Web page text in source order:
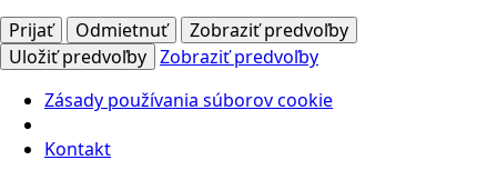
Prijať
Odmietnuť
Zobraziť predvoľby
Uložiť predvoľby Zobraziť predvoľby
Zásady používania súborov cookie
Kontakt